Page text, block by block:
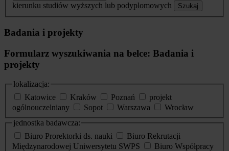
kierunku studiów wyższych lub podyplomowych
Szukaj
Badania i projekty
Formularz wyszukiwania na belce: Badania i
projekty
lokalizacja:
Katowice
Kraków Poznań
projekt
ogólnouczelniany
Sopot Warszawa
Wrocław
jednostka badawcza:
Biuro Prorektorki ds. nauki
Biuro Rekrutacji
Międzynarodowej Uniwersytetu SWPS
Biuro Współpracy